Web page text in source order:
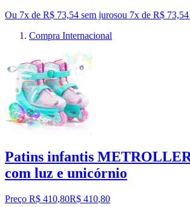
Ou 7x de R$ 73,54 sem jurosou 7x de R$ 73,54
Compra Internacional
Patins infantis
com luz e unicórnio
Preço R$ 410,80R$ 410,80